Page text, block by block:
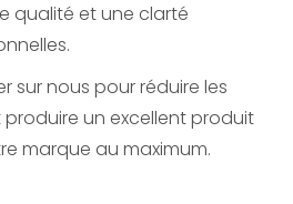
qualité et une clarté
sur nous pour réduire les
un excellent produit
marque au maximum.